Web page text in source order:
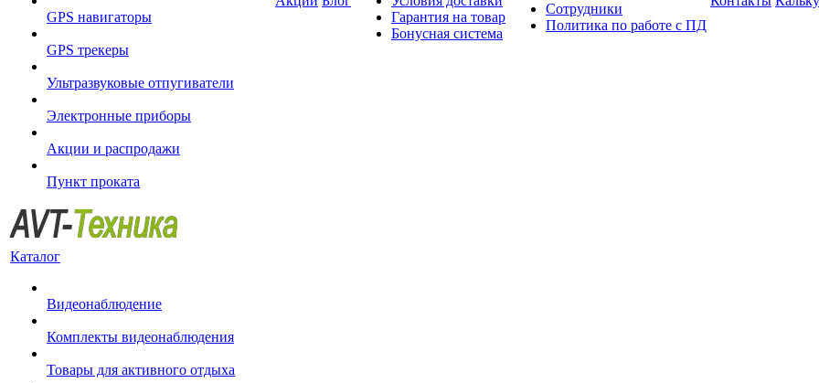
GPS навигаторы
GPS трекеры
Ультразвуковые отпугиватели
Электронные приборы
Акции и распродажи
Пункт проката
Гарантия на товар
Бонусная система
Сотрудники
Политика по работе с ПД
Каталог
Видеонаблюдение
Комплекты видеонаблюдения
Товары для активного отдыха